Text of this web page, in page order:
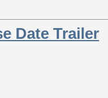
Date Trailer